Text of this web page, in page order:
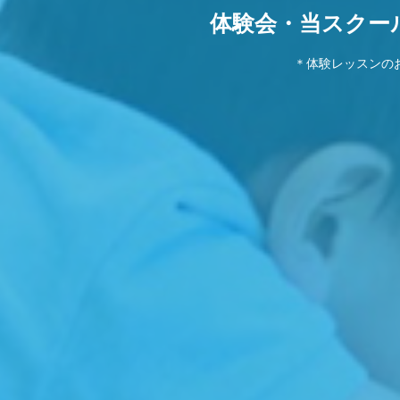
体験会・当スク
＊体験レッスン